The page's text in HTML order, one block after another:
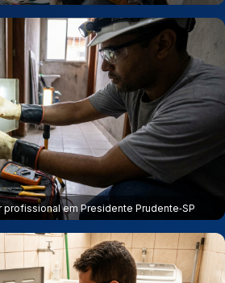
em Presidente Prudente‑SP